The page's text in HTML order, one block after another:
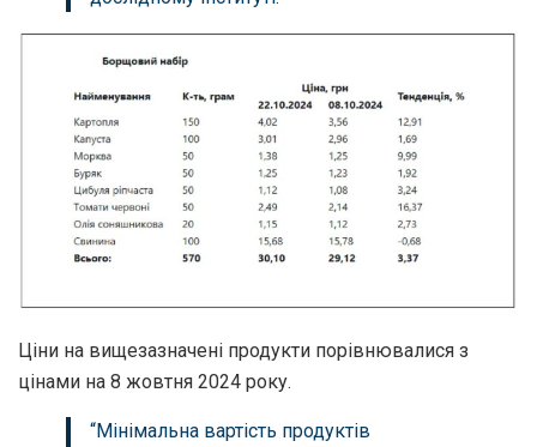
Ціни на вищезазначені продукти порівнювалися з
цінами на 8 жовтня 2024 року.
“Мінімальна вартість продуктів